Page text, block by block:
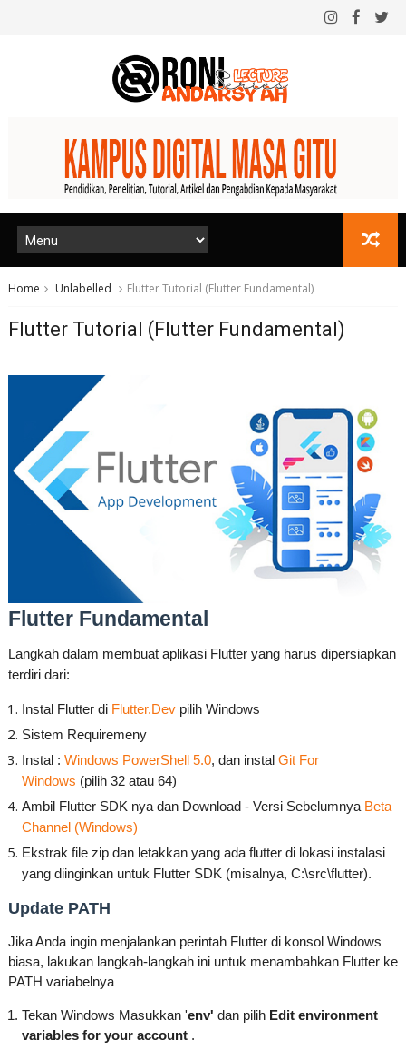
Home Unlabelled Flutter Tutorial (Flutter Fundamental)
Flutter Tutorial (Flutter Fundamental)
Flutter Fundamental
Langkah dalam membuat aplikasi Flutter yang harus dipersiapkan
terdiri dari:
Instal Flutter di Flutter.Devpilih Windows
Sistem Requiremeny
Instal : Windows PowerShell 5.0, dan instal Git For
Windows (pilih 32 atau 64)
Ambil Flutter SDK nya dan Download - Versi Sebelumnya Beta
Channel (Windows)
Ekstrak file zip dan letakkan yang ada flutter di lokasi instalasi
yang diinginkan untuk Flutter SDK (misalnya, C:\src\flutter).
Update PATH
Jika Anda ingin menjalankan perintah Flutter di konsol Windows
biasa, lakukan langkah-langkah ini untuk menambahkan Flutter ke
PATH variabelnya
Tekan Windows Masukkan 'env' dan pilih Edit environment
variables for your account .